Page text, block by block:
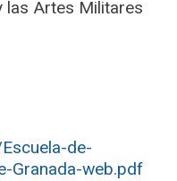
las Artes Militares
de-
Granada-web.pdf